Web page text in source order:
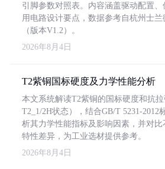
引脚参数对照表。内容涵盖驱动配置
用电路设计要点，数据参考自杭州士
（版本V1.2）。
2026年8月4日
T2紫铜国标硬度及力学性能分析
本文系统解读T2紫铜的国标硬度和抗
T2_1/2H状态），结合GB/T 5231-2012
析其力学性能指标及影响因素，并对
特性差异，为工业选材提供参考。
2026年8月4日